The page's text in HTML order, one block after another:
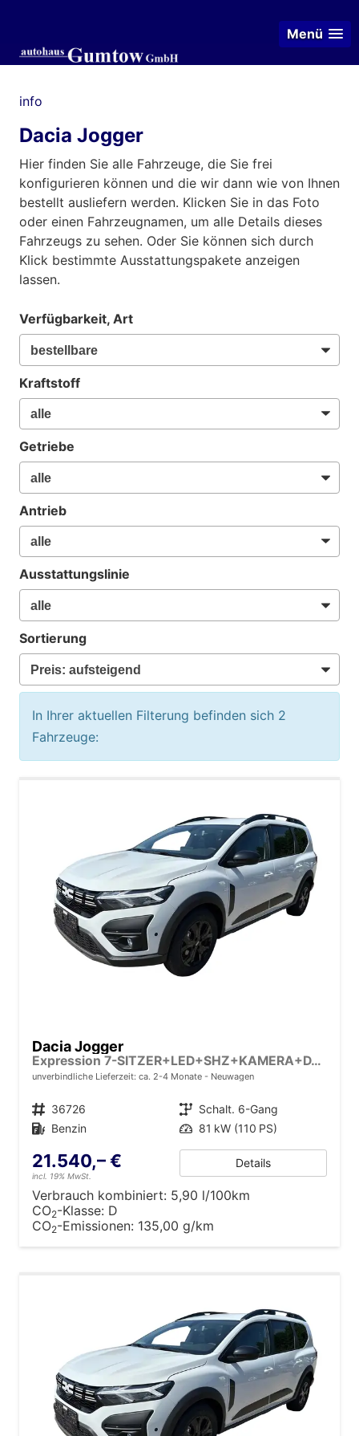
Menü
info
Dacia Jogger
Hier finden Sie alle Fahrzeuge, die Sie frei
konfigurieren können und die wir dann wie von Ihnen
bestellt ausliefern werden. Klicken Sie in das Foto
oder einen Fahrzeugnamen, um alle Details dieses
Fahrzeugs zu sehen. Oder Sie können sich durch
Klick bestimmte Ausstattungspakete anzeigen
lassen.
Verfügbarkeit, Art
Kraftstoff
Getriebe
Antrieb
Ausstattungslinie
Sortierung
In Ihrer aktuellen Filterung befinden sich 2
Fahrzeuge:
Dacia Jogger
Expression 7-SITZER+LED+SHZ+KAMERA+DAB
unverbindliche Lieferzeit: ca. 2-4 Monate Neuwagen
Fahrzeugnr. 36726 Getriebe Schalt. 6-Gang
Kraftstoff Benzin Leistung 81 kW (110 PS)
21.540,– €
incl. 19% MwSt.
Details
Verbrauch kombiniert: 5,90 l/100km
CO2-Klasse: D
CO2-Emissionen: 135,00 g/km